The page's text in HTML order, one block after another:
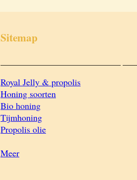
Sitemap
Royal Jelly & propolis
Honing soorten
Bio honing
Tijmhoning
Propolis olie
Meer